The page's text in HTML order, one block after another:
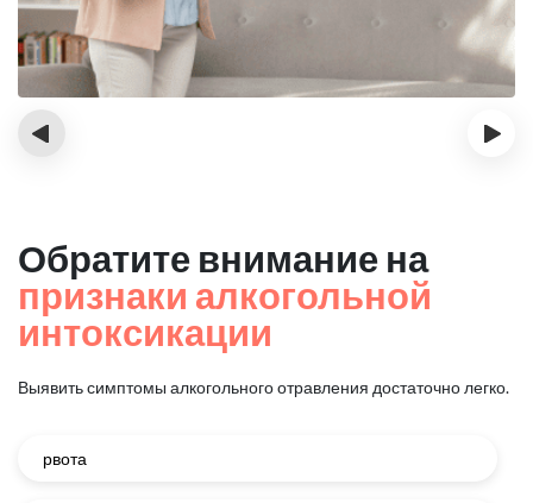
‹ ›
Обратите внимание на
признаки алкогольной
интоксикации
Выявить симптомы алкогольного отравления достаточно легко.
рвота